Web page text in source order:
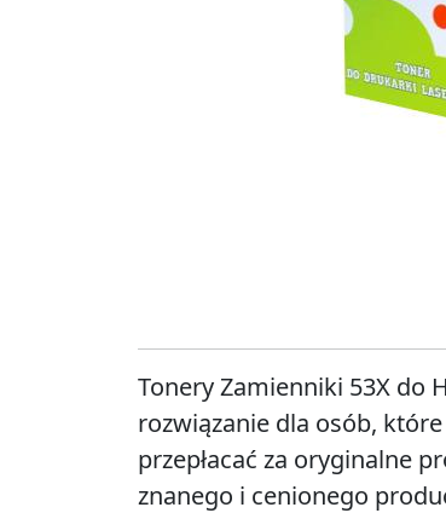
Tonery Zamienniki 53X do
rozwiązanie dla osób,
przepłacać za oryginalne
znanego i cenionego